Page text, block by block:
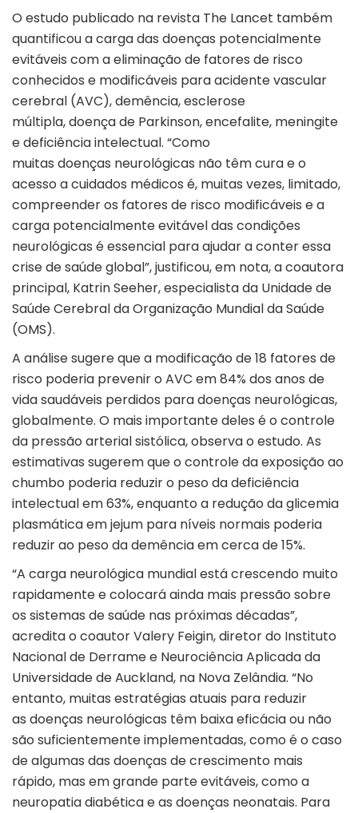
O estudo publicado na revista The Lancet também
quantificou a carga das doenças potencialmente
evitáveis com a eliminação de fatores de risco
conhecidos e modificáveis para acidente vascular
cerebral (AVC), demência, esclerose
múltipla, doença de Parkinson, encefalite, meningite
e deficiência intelectual. “Como
muitas doenças neurológicas não têm cura e o
acesso a cuidados médicos é, muitas vezes, limitado,
compreender os fatores de risco modificáveis e a
carga potencialmente evitável das condições
neurológicas é essencial para ajudar a conter essa
crise de saúde global”, justificou, em nota, a coautora
principal, Katrin Seeher, especialista da Unidade de
Saúde Cerebral da Organização Mundial da Saúde
(OMS).
A análise sugere que a modificação de 18 fatores de
risco poderia prevenir o AVC em 84% dos anos de
vida saudáveis perdidos para doenças neurológicas,
globalmente. O mais importante deles é o controle
da pressão arterial sistólica, observa o estudo. As
estimativas sugerem que o controle da exposição ao
chumbo poderia reduzir o peso da deficiência
intelectual em 63%, enquanto a redução da glicemia
plasmática em jejum para níveis normais poderia
reduzir ao peso da demência em cerca de 15%.
“A carga neurológica mundial está crescendo muito
rapidamente e colocará ainda mais pressão sobre
os sistemas de saúde nas próximas décadas”,
acredita o coautor Valery Feigin, diretor do Instituto
Nacional de Derrame e Neurociência Aplicada da
Universidade de Auckland, na Nova Zelândia. “No
entanto, muitas estratégias atuais para reduzir
as doenças neurológicas têm baixa eficácia ou não
são suficientemente implementadas, como é o caso
de algumas das doenças de crescimento mais
rápido, mas em grande parte evitáveis, como a
neuropatia diabética e as doenças neonatais. Para